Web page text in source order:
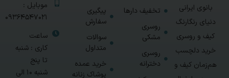
بانوی ایرانی
دنیای رنگارنگ
کیف و روسری
خرید دلچسب
هم‌زمان کیف و
تخفیف دارها
روسری
مشکی
روسری
دخترانه
پیگیری
سفارش
سوالات
متداول
خرید عمده
پوشاک زنانه
موبایل :
09364547021
ساعت
کاری : شنبه
تا پنج
شنبه 10 الی